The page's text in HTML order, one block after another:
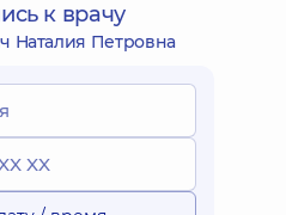
к врачу
Наталия Петровна